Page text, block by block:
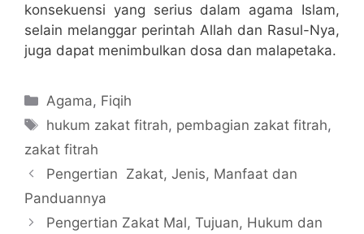
konsekuensi yang serius dalam agama Islam,
selain melanggar perintah Allah dan Rasul-Nya,
juga dapat menimbulkan dosa dan malapetaka.
Categories
Agama, Fiqih
Tags
hukum zakat fitrah, pembagian zakat fitrah,
zakat fitrah
Pengertian Zakat, Jenis, Manfaat dan
Panduannya
Pengertian Zakat Mal, Tujuan, Hukum dan